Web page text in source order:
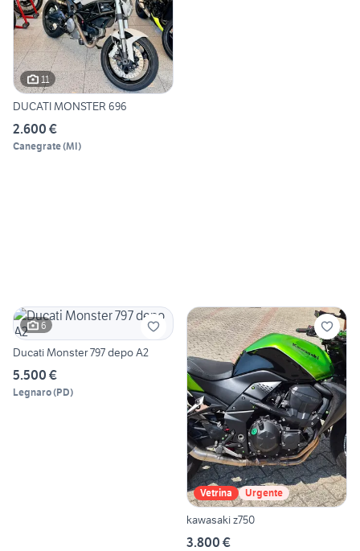
11
DUCATI MONSTER 696
2.600 €
Canegrate(MI)
6
Ducati Monster 797 depo A2
5.500 €
Legnaro(PD)
Vetrina Urgente
kawasaki z750
3.800 €